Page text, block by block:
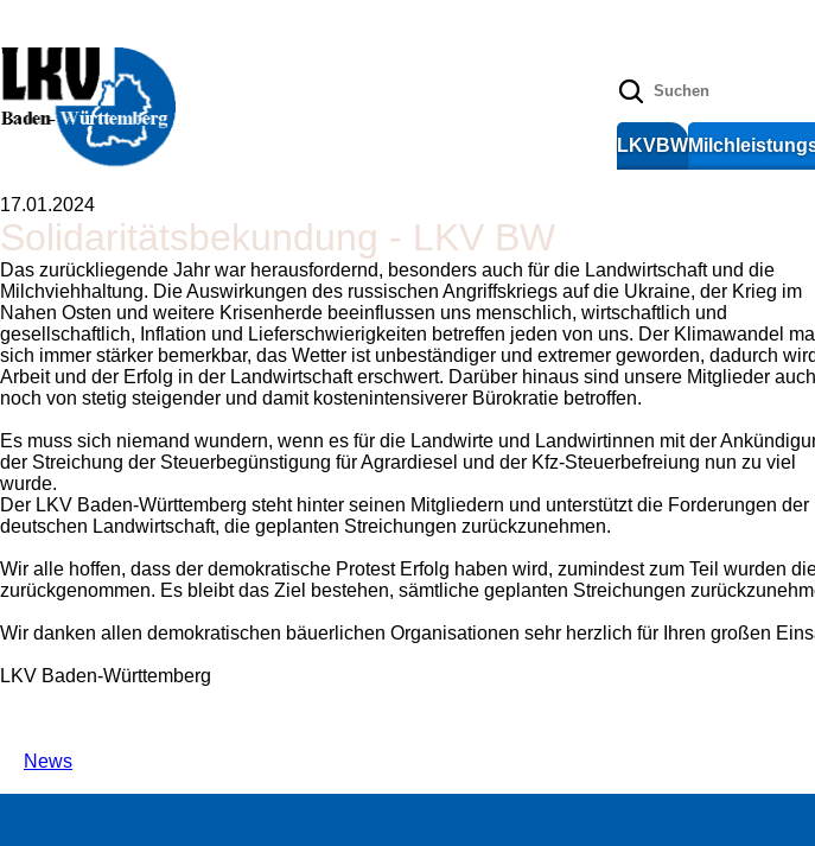
LKVBW
17.01.2024
Solidaritätsbekundung - LKV BW
Das zurückliegende Jahr war herausfordernd, besonders auch für die Landwirtschaft und die
Milchviehhaltung. Die Auswirkungen des russischen Angriffskriegs auf die Ukraine, der Krieg im
Nahen Osten und weitere Krisenherde beeinflussen uns menschlich, wirtschaftlich und
gesellschaftlich, Inflation und Lieferschwierigkeiten betreffen jeden von uns. Der Klimawandel
sich immer stärker bemerkbar, das Wetter ist unbeständiger und extremer geworden, dadurch
Arbeit und der Erfolg in der Landwirtschaft erschwert. Darüber hinaus sind unsere Mitglieder auch
noch von stetig steigender und damit kostenintensiverer Bürokratie betroffen.
Es muss sich niemand wundern, wenn es für die Landwirte und Landwirtinnen mit der
der Streichung der Steuerbegünstigung für Agrardiesel und der Kfz-Steuerbefreiung nun zu viel
wurde.
Der LKV Baden-Württemberg steht hinter seinen Mitgliedern und unterstützt die Forderungen der
deutschen Landwirtschaft, die geplanten Streichungen zurückzunehmen.
Wir alle hoffen, dass der demokratische Protest Erfolg haben wird, zumindest zum Teil wurden
zurückgenommen. Es bleibt das Ziel bestehen, sämtliche geplanten Streichungen
Wir danken allen demokratischen bäuerlichen Organisationen sehr herzlich für Ihren großen
LKV Baden-Württemberg
News